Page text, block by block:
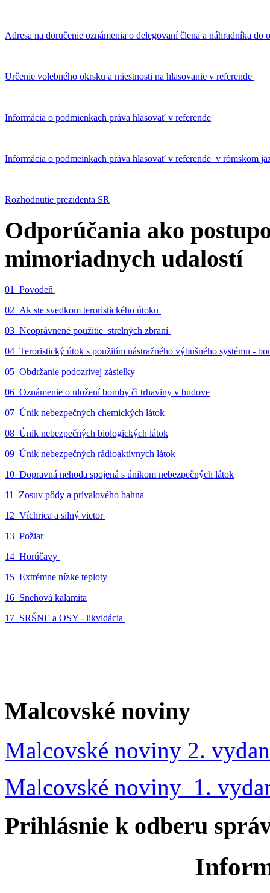
Adresa na doručenie oznámenia o delegovaní člena a náhradníka
Určenie volebného okrsku a miestnosti na hlasovanie v referende
Informácia o podmienkach práva hlasovať v referende
Informácia o podmeinkach práva hlasovať v referende v rómskom
Rozhodnutie prezidenta SR
Odporúčania ako
mimoriadnych udalostí
01_Povodeň
02_Ak ste svedkom teroristického útoku
03_Neoprávnené použitie strelných zbraní
04_Teroristický útok s použitím nástražného výbušného systému -
05_Obdržanie podozrivej zásielky
06_Oznámenie o uložení bomby či trhaviny v budove
07_Únik nebezpečných chemických látok
08_Únik nebezpečných biologických látok
09_Únik nebezpečných rádioaktívnych látok
10_Dopravná nehoda spojená s únikom nebezpečných látok
11_Zosuv pôdy a prívalového bahna
12_Víchrica a silný vietor
13_Požiar
14_Horúčavy
15_Extrémne nízke teploty
16_Snehová kalamita
17_SRŠNE a OSY - likvidácia
Malcovské noviny
Malcovské noviny 2.
Malcovské noviny 1.
Prihlásnie k odberu